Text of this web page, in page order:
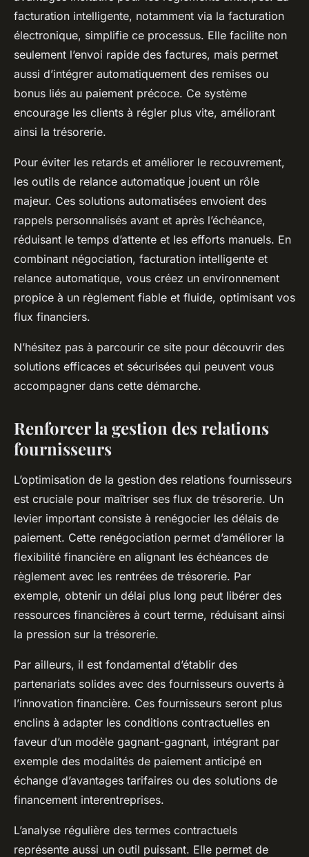
facturation intelligente, notamment via la facturation
électronique, simplifie ce processus. Elle facilite non
seulement l’envoi rapide des factures, mais permet
aussi d’intégrer automatiquement des remises ou
bonus liés au paiement précoce. Ce système
encourage les clients à régler plus vite, améliorant
ainsi la trésorerie.
Pour éviter les retards et améliorer le recouvrement,
les outils de relance automatique jouent un rôle
majeur. Ces solutions automatisées envoient des
rappels personnalisés avant et après l’échéance,
réduisant le temps d’attente et les efforts manuels. En
combinant négociation, facturation intelligente et
relance automatique, vous créez un environnement
propice à un règlement fiable et fluide, optimisant vos
flux financiers.
N’hésitez pas à parcourir ce site pour découvrir des
solutions efficaces et sécurisées qui peuvent vous
accompagner dans cette démarche.
Renforcer la gestion des relations
fournisseurs
L’optimisation de la gestion des relations fournisseurs
est cruciale pour maîtriser ses flux de trésorerie. Un
levier important consiste à renégocier les délais de
paiement. Cette renégociation permet d’améliorer la
flexibilité financière en alignant les échéances de
règlement avec les rentrées de trésorerie. Par
exemple, obtenir un délai plus long peut libérer des
ressources financières à court terme, réduisant ainsi
la pression sur la trésorerie.
Par ailleurs, il est fondamental d’établir des
partenariats solides avec des fournisseurs ouverts à
l’innovation financière. Ces fournisseurs seront plus
enclins à adapter les conditions contractuelles en
faveur d’un modèle gagnant-gagnant, intégrant par
exemple des modalités de paiement anticipé en
échange d’avantages tarifaires ou des solutions de
financement interentreprises.
L’analyse régulière des termes contractuels
représente aussi un outil puissant. Elle permet de